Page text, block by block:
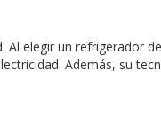
elegir un refrigerador
Además, su